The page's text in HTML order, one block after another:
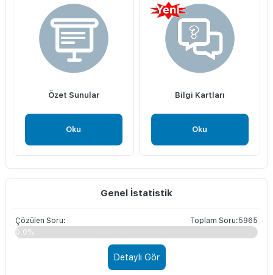
Özet Sunular
Oku
Bilgi Kartları
Oku
Genel İstatistik
Çözülen Soru:
Toplam Soru:5965
0.0%
Detaylı Gör